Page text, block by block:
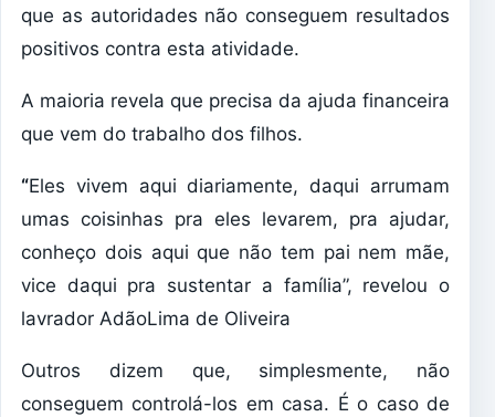
que as autoridades não conseguem resultados
positivos contra esta atividade.
A maioria revela que precisa da ajuda financeira
que vem do trabalho dos filhos.
“Eles vivem aqui diariamente, daqui arrumam
umas coisinhas pra eles levarem, pra ajudar,
conheço dois aqui que não tem pai nem mãe,
vice daqui pra sustentar a família”, revelou o
lavrador AdãoLima de Oliveira
Outros dizem que, simplesmente, não
conseguem controlá-los em casa. É o caso de